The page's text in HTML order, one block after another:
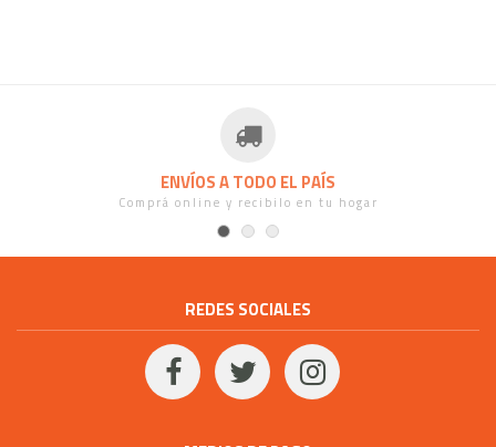
ENVÍOS A TODO EL PAÍS
Comprá online y recibilo en tu hogar
REDES SOCIALES